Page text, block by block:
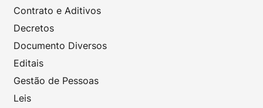
Contrato e Aditivos
Decretos
Documento Diversos
Editais
Gestão de Pessoas
Leis